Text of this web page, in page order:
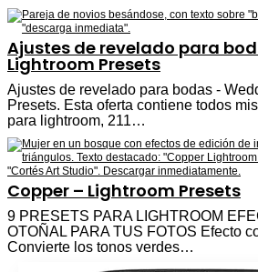
Ajustes de revelado para
Lightroom Presets
Ajustes de revelado para bodas -
Presets. Esta oferta contiene todos
para lightroom, 211…
Copper – Lightroom Presets
9 PRESETS PARA LIGHTROOM
OTOÑAL PARA TUS FOTOS Efecto
Convierte los tonos verdes…